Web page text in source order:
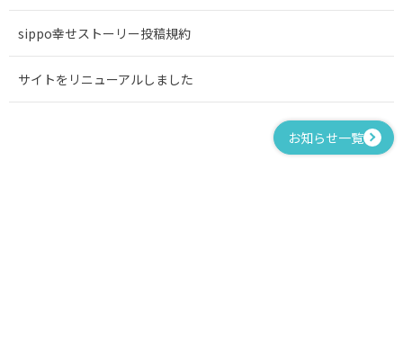
sippo幸せストーリー投稿規約
サイトをリニューアルしました
お知らせ一覧